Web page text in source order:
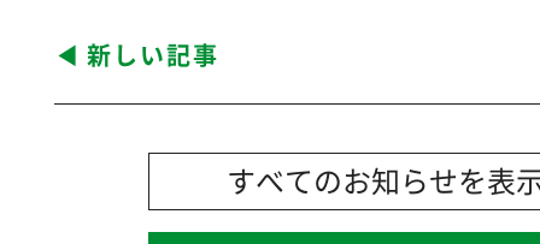
新しい記事
すべてのお知らせを表